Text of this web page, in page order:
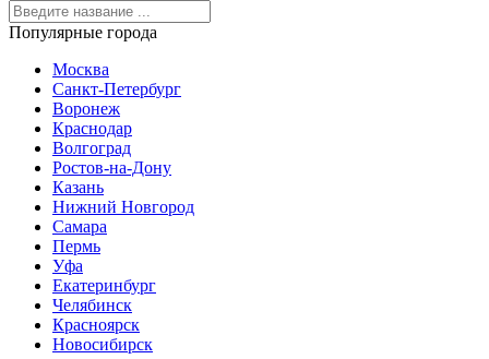
Популярные города
Москва
Санкт-Петербург
Воронеж
Краснодар
Волгоград
Ростов-на-Дону
Казань
Нижний Новгород
Самара
Пермь
Уфа
Екатеринбург
Челябинск
Красноярск
Новосибирск